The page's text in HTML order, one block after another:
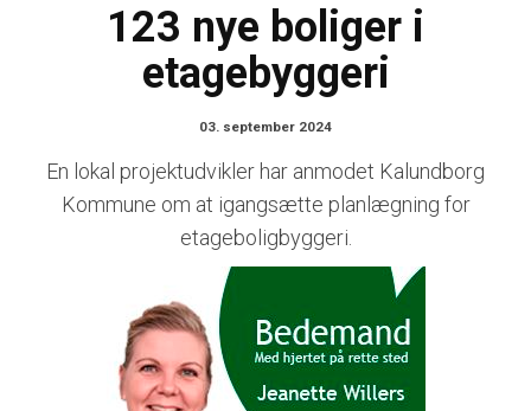
123 nye boliger i
etagebyggeri
03. september 2024
En lokal projektudvikler har anmodet Kalundborg
Kommune om at igangsætte planlægning for
etageboligbyggeri.